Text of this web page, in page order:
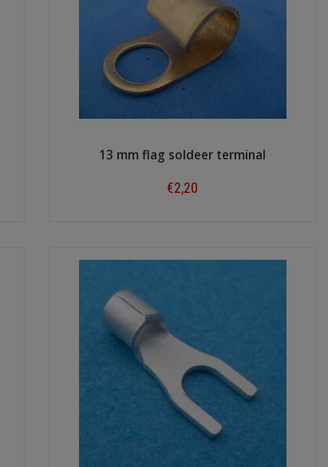
13 mm flag soldeer terminal
€2,20